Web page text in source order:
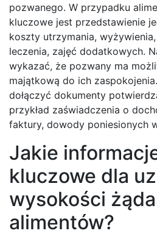
pozwanego. W przypadku
kluczowe jest przedstawienie
koszty utrzymania,
leczenia, zajęć dodatkowych.
wykazać, że pozwany ma
majątkową do ich
dołączyć dokumenty
przykład zaświadczenia o
faktury, dowody poniesionych
Jakie
kluczowe dla
wysokości
alimentów?